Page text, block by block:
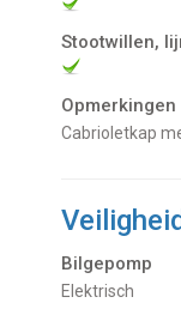
Stootwillen,
Opmerkingen
Cabrioletkap
Veiligheid
Bilgepomp
Elektrisch